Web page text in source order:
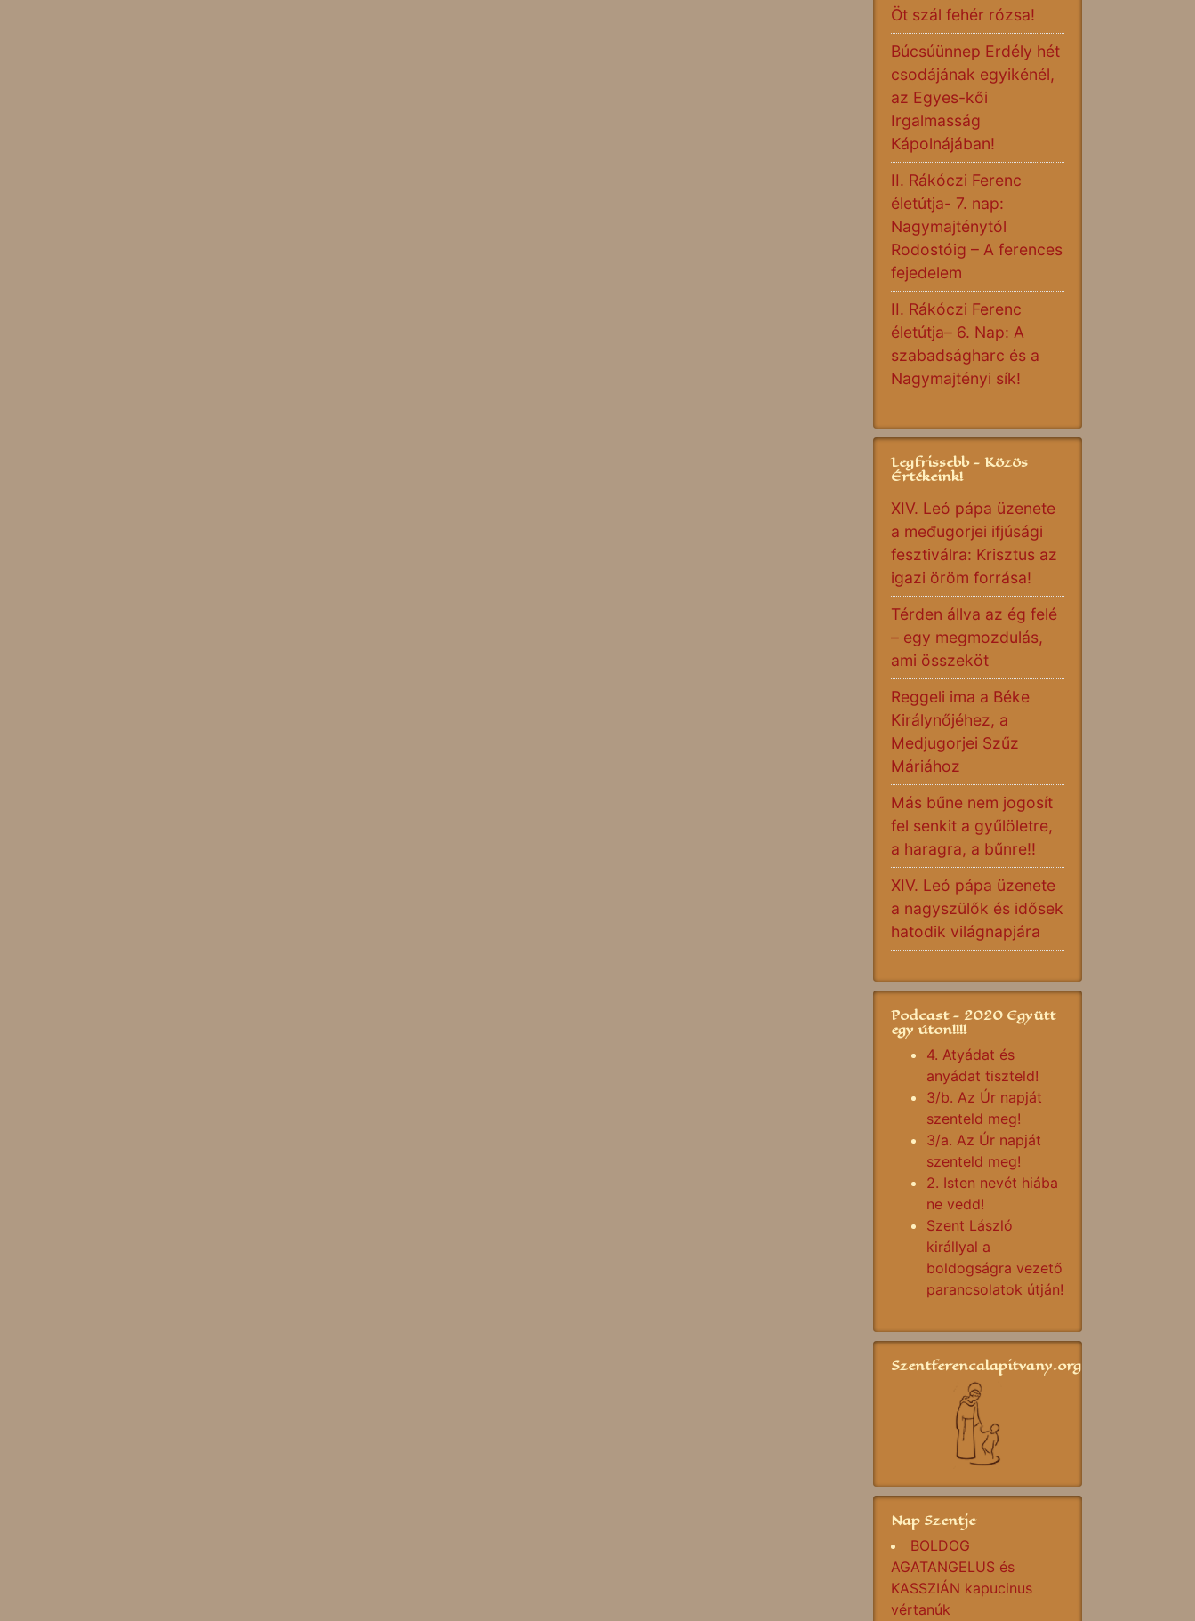
Öt szál fehér rózsa!
Búcsúünnep Erdély hét
csodájának egyikénél,
az Egyes-kői
Irgalmasság
Kápolnájában!
II. Rákóczi Ferenc
életútja- 7. nap:
Nagymajténytól
Rodostóig – A ferences
fejedelem
II. Rákóczi Ferenc
életútja– 6. Nap: A
szabadságharc és a
Nagymajtényi sík!
Legfrissebb - Közös
Értékeink!
XIV. Leó pápa üzenete
a međugorjei ifjúsági
fesztiválra: Krisztus az
igazi öröm forrása!
Térden állva az ég felé
– egy megmozdulás,
ami összeköt
Reggeli ima a Béke
Királynőjéhez, a
Medjugorjei Szűz
Máriához
Más bűne nem jogosít
fel senkit a gyűlöletre,
a haragra, a bűnre!!
XIV. Leó pápa üzenete
a nagyszülők és idősek
hatodik világnapjára
Podcast - 2020 Együtt
egy úton!!!!
4. Atyádat és
anyádat tiszteld!
3/b. Az Úr napját
szenteld meg!
3/a. Az Úr napját
szenteld meg!
2. Isten nevét hiába
ne vedd!
Szent László
királlyal a
boldogságra vezető
parancsolatok útján!
Szentferencalapitvany.org
Nap Szentje
BOLDOG
AGATANGELUS és
KASSZIÁN kapucinus
vértanúk